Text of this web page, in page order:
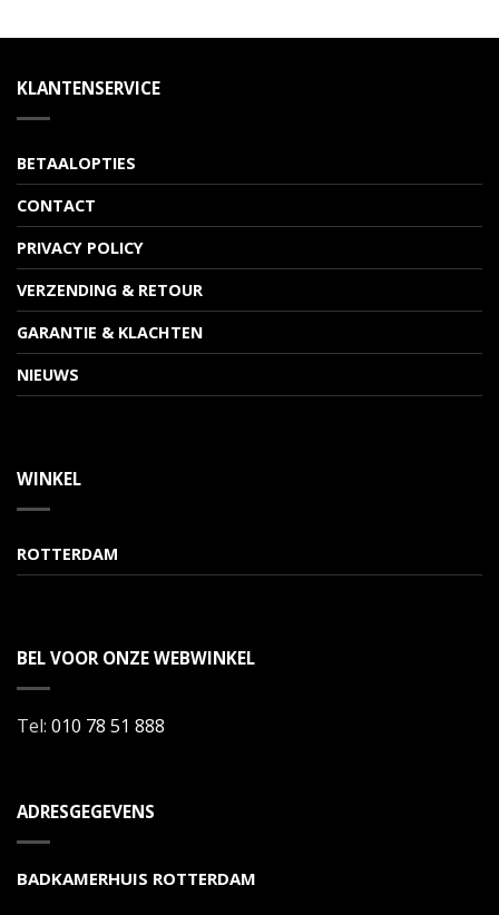
KLANTENSERVICE
BETAALOPTIES
CONTACT
PRIVACY POLICY
VERZENDING & RETOUR
GARANTIE & KLACHTEN
NIEUWS
WINKEL
ROTTERDAM
BEL VOOR ONZE WEBWINKEL
Tel: 010 78 51 888
ADRESGEGEVENS
BADKAMERHUIS ROTTERDAM